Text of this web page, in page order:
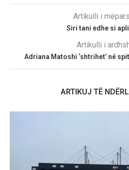
Artikulli i
Siri tani edhe si
Artikulli i
Adriana Matoshi ‘shtrihet’ në
ARTIKUJ TË